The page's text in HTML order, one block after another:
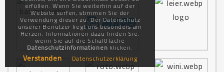
erfüllen. Wenn Sie weiterhin auf der
Website surfen, stimmen Sie der
Verwendung dieser zu. Der Datenschutz
unserer Benutzer liegt uns besonders am
Herzen. Informationen dazu finden Sie,
wenn Sie auf die Schaltfläche
Datenschutzinformationen klicken.
Verstanden Datenschutzerklärung